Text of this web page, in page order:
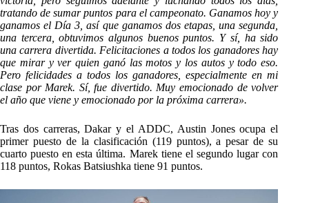
tratando de sumar puntos para el campeonato. Ganamos hoy y
ganamos el Día 3, así que ganamos dos etapas, una segunda,
una tercera, obtuvimos algunos buenos puntos. Y sí, ha sido
una carrera divertida. Felicitaciones a todos los ganadores hay
que mirar y ver quien ganó las motos y los autos y todo eso.
Pero felicidades a todos los ganadores, especialmente en mi
clase por Marek. Sí, fue divertido. Muy emocionado de volver
el año que viene y emocionado por la próxima carrera».
Tras dos carreras, Dakar y el ADDC, Austin Jones ocupa el
primer puesto de la clasificación (119 puntos), a pesar de su
cuarto puesto en esta última. Marek tiene el segundo lugar con
118 puntos, Rokas Batsiushka tiene 91 puntos.